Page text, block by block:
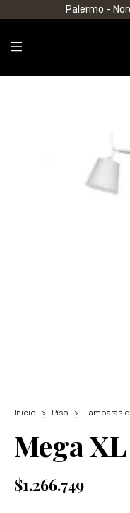
Palermo -
Inicio > Piso > Lamparas
Mega XL
$1.266.749